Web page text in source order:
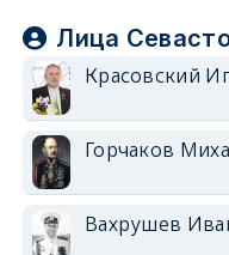
Лица
Красовский
Горчаков
Вахрушев